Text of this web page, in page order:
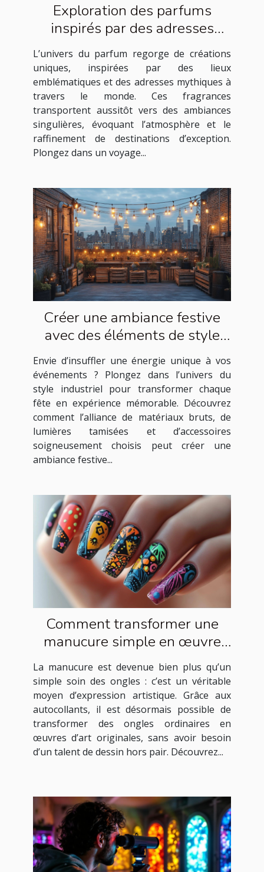
Exploration des parfums
inspirés par des adresses
célèbres
L’univers du parfum regorge de créations
uniques, inspirées par des lieux
emblématiques et des adresses mythiques à
travers le monde. Ces fragrances
transportent aussitôt vers des ambiances
singulières, évoquant l’atmosphère et le
raffinement de destinations d’exception.
Plongez dans un voyage...
Créer une ambiance festive
avec des éléments de style
industriel
Envie d’insuffler une énergie unique à vos
événements ? Plongez dans l’univers du
style industriel pour transformer chaque
fête en expérience mémorable. Découvrez
comment l’alliance de matériaux bruts, de
lumières tamisées et d’accessoires
soigneusement choisis peut créer une
ambiance festive...
Comment transformer une
manucure simple en œuvre
d'art avec des autocollants ?
La manucure est devenue bien plus qu’un
simple soin des ongles : c’est un véritable
moyen d’expression artistique. Grâce aux
autocollants, il est désormais possible de
transformer des ongles ordinaires en
œuvres d’art originales, sans avoir besoin
d’un talent de dessin hors pair. Découvrez...